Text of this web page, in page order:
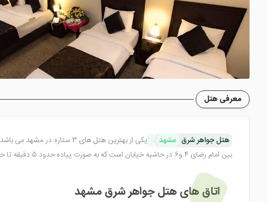
معرفی هتل
هتل جواهر شرق مشهد یکی از بهترین هتل های 3 ستاره در مشهد می باشد. این
بین امام رضای 4 و6 در حاشیه خیابان است که به صورت پیاده حدود 5 دقیقه تا حرم مطهر امام رضا فاصله دارد. همین خصوصیت باعث رونق و محبوبیت این هتل در بین زائرین گرامی شده است.
اتاق های هتل جواهر شرق مشهد